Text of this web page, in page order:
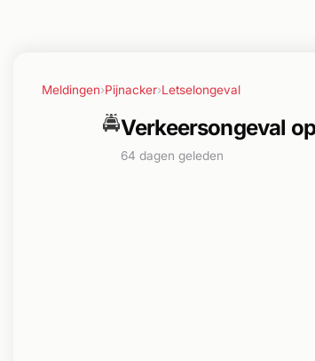
Meldingen›Pijnacker›Letselongeval
🚔Verkeersongeval
64 dagen geleden